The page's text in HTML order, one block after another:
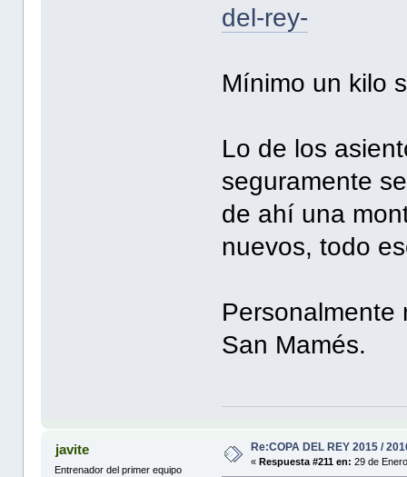
del-rey-
Mínimo un kilo
Lo de los
seguramente
de ahí una
nuevos, todo
Personalmente
San Mamés.
javite
Entrenador del primer equipo
Re:COPA DEL REY 2015 /
«Respuesta #211 en: 29 de